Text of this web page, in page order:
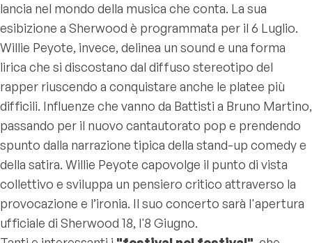
lancia nel mondo della musica che conta. La sua
esibizione a Sherwood è programmata per il 6 Luglio.
Willie Peyote, invece, delinea un sound e una forma
lirica che si discostano dal diffuso stereotipo del
rapper riuscendo a conquistare anche le platee più
difficili. Influenze che vanno da Battisti a Bruno Martino,
passando per il nuovo cantautorato pop e prendendo
spunto dalla narrazione tipica della stand-up comedy e
della satira. Willie Peyote capovolge il punto di vista
collettivo e sviluppa un pensiero critico attraverso la
provocazione e l’ironia. Il suo concerto sarà l'apertura
ufficiale di Sherwood 18, l'8 Giugno.